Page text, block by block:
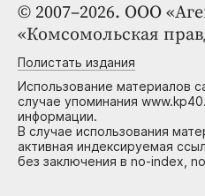
© 2007–2026. ООО
«Комсомольская
Полистать издания
Использование материалов
случае упоминания
информации.
В случае использования
активная индексируемая
без заключения в no-index,